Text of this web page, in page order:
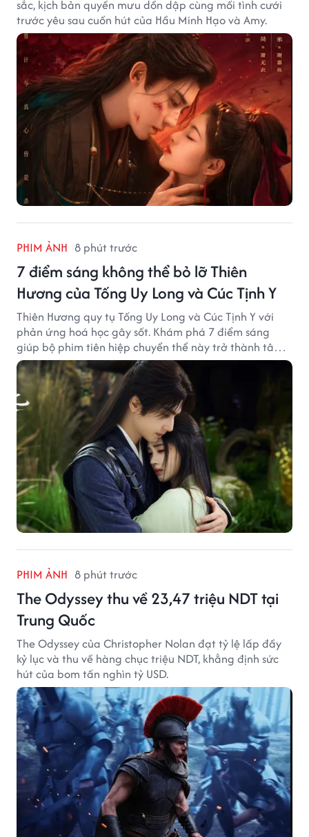
sắc, kịch bản quyền mưu dồn dập cùng mối tình cưới
trước yêu sau cuốn hút của Hầu Minh Hạo và Amy.
PHIM ẢNH 8 phút trước
7 điểm sáng không thể bỏ lỡ Thiên
Hương của Tống Uy Long và Cúc Tịnh Y
Thiên Hương quy tụ Tống Uy Long và Cúc Tịnh Y với
phản ứng hoá học gây sốt. Khám phá 7 điểm sáng
giúp bộ phim tiên hiệp chuyển thể này trở thành tâm
điểm chú ý.
PHIM ẢNH 8 phút trước
The Odyssey thu về 23,47 triệu NDT tại
Trung Quốc
The Odyssey của Christopher Nolan đạt tỷ lệ lấp đầy
kỷ lục và thu về hàng chục triệu NDT, khẳng định sức
hút của bom tấn nghìn tỷ USD.